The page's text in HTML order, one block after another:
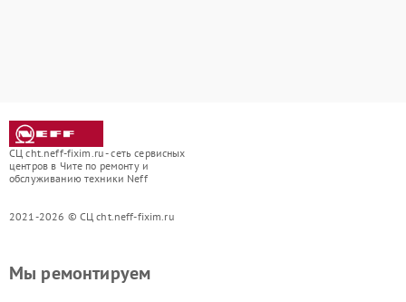
СЦ cht.neff-fixim.ru - сеть сервисных
центров в Чите по ремонту и
обслуживанию техники Neff
2021-2026 © СЦ cht.neff-fixim.ru
Мы ремонтируем